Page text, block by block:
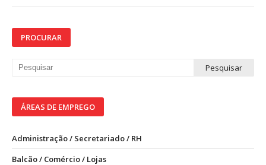
PROCURAR
ÁREAS DE EMPREGO
Administração / Secretariado / RH
Balcão / Comércio / Lojas